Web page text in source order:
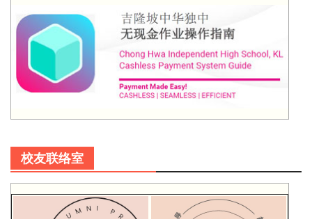
校友联络室